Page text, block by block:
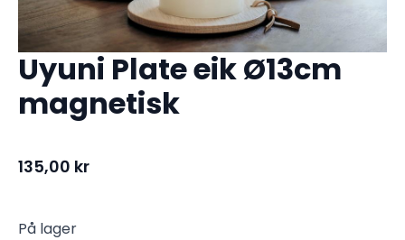
Uyuni Plate eik Ø13cm
magnetisk
135,00 kr
På lager